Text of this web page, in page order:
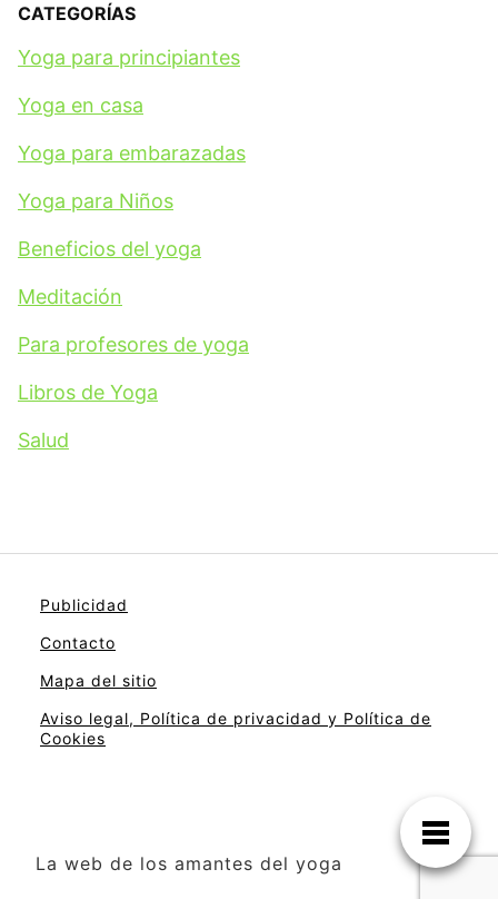
CATEGORÍAS
Yoga para principiantes
Yoga en casa
Yoga para embarazadas
Yoga para Niños
Beneficios del yoga
Meditación
Para profesores de yoga
Libros de Yoga
Salud
Publicidad
Contacto
Mapa del sitio
Aviso legal, Política de privacidad y Política de
Cookies
La web de los amantes del yoga